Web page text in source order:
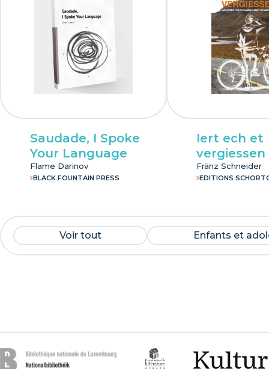
Saudade, I Spoke
Your Language
Flame Darinov
BLACK FOUNTAIN PRESS
Iert ech et
vergiessen
Fränz Schneider
EDITIONS
Voir tout Enfants et